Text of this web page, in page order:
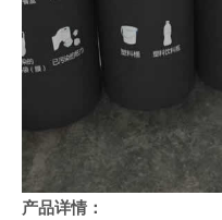
产品详情：